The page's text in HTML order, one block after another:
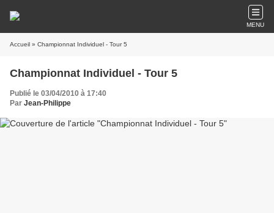
MENU
Accueil » Championnat Individuel - Tour 5
Championnat Individuel - Tour 5
Publié le 03/04/2010 à 17:40
Par Jean-Philippe